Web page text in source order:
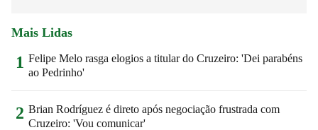
Mais Lidas
1 Felipe Melo rasga elogios a titular do Cruzeiro: 'Dei parabéns
ao Pedrinho'
2 Brian Rodríguez é direto após negociação frustrada com
Cruzeiro: 'Vou comunicar'